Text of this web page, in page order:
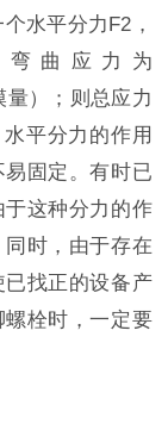
水平分力F2，
曲应力为
量）；则总应力
平分力的作用
固定。有时已
这种分力的作
时，由于存在
找正的设备产
栓时，一定要